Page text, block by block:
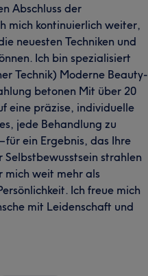
Abschluss der
mich kontinuierlich weiter,
neuesten Techniken und
Ich bin spezialisiert
Technik) Moderne Beauty-
betonen Mit über 20
eine präzise, individuelle
jede Behandlung zu
für ein Ergebnis, das Ihre
strahlen
mich weit mehr als
Ich freue mich
mit Leidenschaft und